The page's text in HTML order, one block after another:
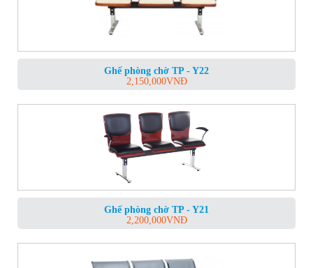
Ghế phòng chờ TP - Y22
2,150,000VNĐ
Ghế phòng chờ TP - Y21
2,200,000VNĐ